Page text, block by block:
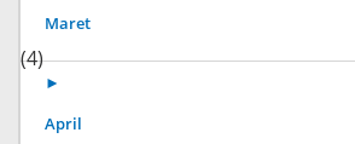
Maret
(4)
►
April